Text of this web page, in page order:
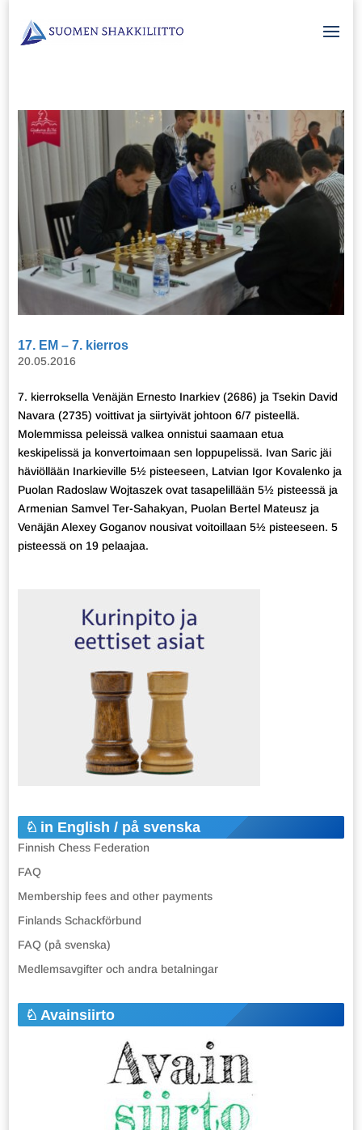
17. EM – 7. kierros
20.05.2016
7. kierroksella Venäjän Ernesto Inarkiev (2686) ja Tsekin David
Navara (2735) voittivat ja siirtyivät johtoon 6/7 pisteellä.
Molemmissa peleissä valkea onnistui saamaan etua
keskipelissä ja konvertoimaan sen loppupelissä. Ivan Saric jäi
häviöllään Inarkieville 5½ pisteeseen, Latvian Igor Kovalenko ja
Puolan Radoslaw Wojtaszek ovat tasapelillään 5½ pisteessä ja
Armenian Samvel Ter-Sahakyan, Puolan Bertel Mateusz ja
Venäjän Alexey Goganov nousivat voitoillaan 5½ pisteeseen. 5
pisteessä on 19 pelaajaa.
in English / på svenska
Finnish Chess Federation
FAQ
Membership fees and other payments
Finlands Schackförbund
FAQ (på svenska)
Medlemsavgifter och andra betalningar
Avainsiirto